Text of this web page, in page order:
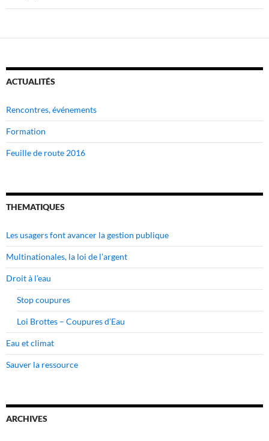
ACTUALITÉS
Rencontres, événements
Formation
Feuille de route 2016
THEMATIQUES
Les usagers font avancer la gestion publique
Multinationales, la loi de l’argent
Droit à l’eau
Stop coupures
Loi Brottes – Coupures d’Eau
Eau et climat
Sauver la ressource
ARCHIVES